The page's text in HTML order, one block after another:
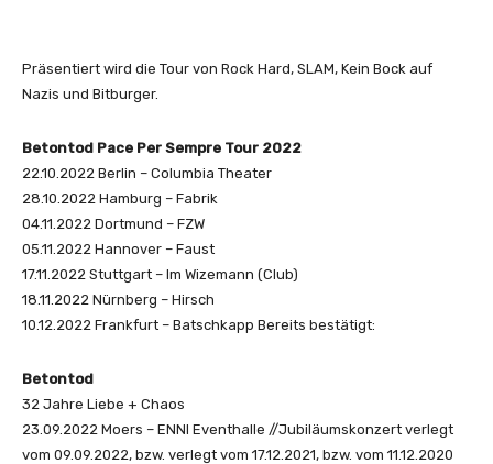
Präsentiert wird die Tour von Rock Hard, SLAM, Kein Bock auf
Nazis und Bitburger.
Betontod Pace Per Sempre Tour 2022
22.10.2022 Berlin – Columbia Theater
28.10.2022 Hamburg – Fabrik
04.11.2022 Dortmund – FZW
05.11.2022 Hannover – Faust
17.11.2022 Stuttgart – Im Wizemann (Club)
18.11.2022 Nürnberg – Hirsch
10.12.2022 Frankfurt – Batschkapp Bereits bestätigt:
Betontod
32 Jahre Liebe + Chaos
23.09.2022 Moers – ENNI Eventhalle //Jubiläumskonzert verlegt
vom 09.09.2022, bzw. verlegt vom 17.12.2021, bzw. vom 11.12.2020